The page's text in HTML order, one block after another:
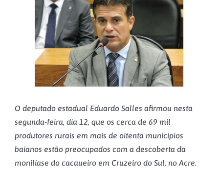
O deputado estadual Eduardo Salles afirmou nesta
segunda-feira, dia 12, que os cerca de 69 mil
produtores rurais em mais de oitenta municípios
baianos estão preocupados com a descoberta da
monilíase do cacaueiro em Cruzeiro do Sul, no Acre.